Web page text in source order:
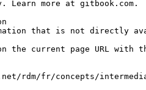
more at gitbook.com.
that is not directly
on the current page URL
rdm/fr/concepts/